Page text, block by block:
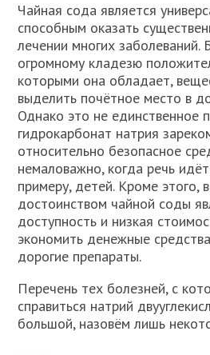
Чайная сода является
способным оказать
лечении многих заболеваний.
огромному кладезю
которыми она обладает,
выделить почётное место в
Однако это не единственное
гидрокарбонат натрия
относительно безопасное
немаловажно, когда речь
примеру, детей. Кроме этого,
достоинством чайной соды
доступность и низкая
экономить денежные
дорогие препараты.
Перечень тех болезней, с
справиться натрий
большой, назовём лишь